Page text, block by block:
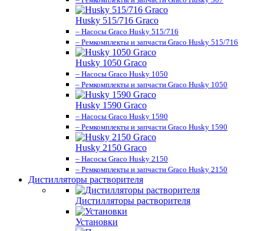
Husky 515/716 Graco
– Насосы Graco Husky 515/716
– Ремкомплекты и запчасти Graco Husky 515/716
Husky 1050 Graco
– Насосы Graco Husky 1050
– Ремкомплекты и запчасти Graco Husky 1050
Husky 1590 Graco
– Насосы Graco Husky 1590
– Ремкомплекты и запчасти Graco Husky 1590
Husky 2150 Graco
– Насосы Graco Husky 2150
– Ремкомплекты и запчасти Graco Husky 2150
Дистилляторы растворителя
Дистилляторы растворителя
Установки